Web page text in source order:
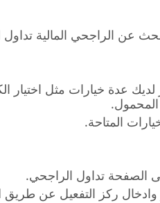
الراجحي المالية تداول
عدة خيارات مثل اختيار
المتاحة.
الصفحة تداول الراجحي.
ركز التفعيل عن طريق